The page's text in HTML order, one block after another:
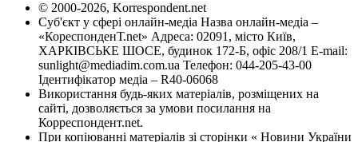
© 2000-2026, Korrespondent.net
Суб'єкт у сфері онлайн-медіа Назва онлайн-медіа –
«КореспонденТ.net» Адреса: 02091, місто Київ,
ХАРКІВСЬКЕ ШОСЕ, будинок 172-Б, офіс 208/1 E-mail:
sunlight@mediadim.com.ua Телефон: 044-205-43-00
Ідентифікатор медіа – R40-06068
Використання будь-яких матеріалів, розміщених на
сайті, дозволяється за умови посилання на
Корреспондент.net.
При копіюванні матеріалів зі сторінки « Новини України